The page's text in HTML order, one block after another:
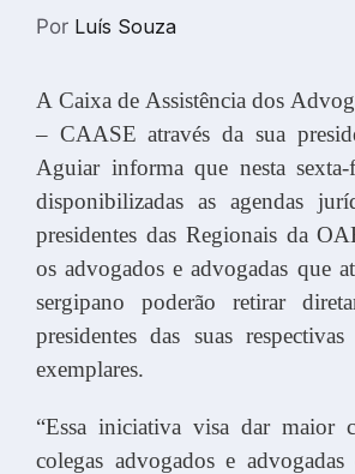
Por Luís Souza
A Caixa de Assistência dos
– CAASE através da sua
Aguiar informa que nesta
disponibilizadas as agendas
presidentes das Regionais da
os advogados e advogadas que
sergipano poderão retirar
presidentes das suas
exemplares.
“Essa iniciativa visa dar maior
colegas advogados e